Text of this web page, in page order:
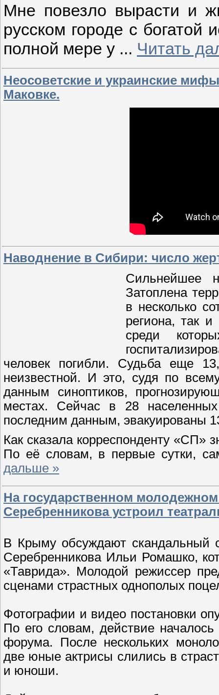
Мне повезло вырасти и
русском городе с богатой
полной мере у ... Читать
Неосоветские и украинские
Маковке.
Наводнение в Сибири: число
Сильнейшее
Затоплена
в несколько
региона, так
среди
человек погибли. Судьба еще
неизвестной. И это, судя по
данным синоптиков,
местах. Сейчас в 28
последним данным, эвакуированы
Как сказала корреспонденту «СП»
По её словам, в первые сутки,
дальше »
На государственном
Серебренникова устроил
В Крыму обсуждают скандальный
Серебренникова Ильи Ромашко,
«Таврида». Молодой режиссер
сценами страстных однополых
Фотографии и видео постановки
По его словам, действие
форума. После нескольких
две юные актрисы слились в
и юноши.